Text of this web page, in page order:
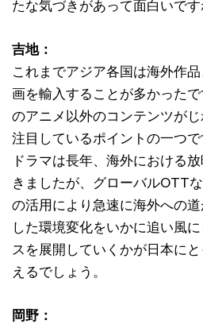
たな気づきがあって面白いです
吉地：
これまでアジア各国は海外作
画を輸入することが多かった
のアニメ以外のコンテンツが
注目しているポイントの一つ
ドラマは長年、海外における
きましたが、グローバルOTT
の活用により急速に海外への
した環境変化をいかに追い風
スを展開していくかが日本に
えるでしょう。
岡野：